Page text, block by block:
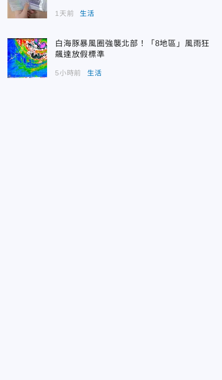
1天前 生活
白海豚暴風圈強襲北部！「8地區」風雨狂
飆達放假標準
5小時前 生活